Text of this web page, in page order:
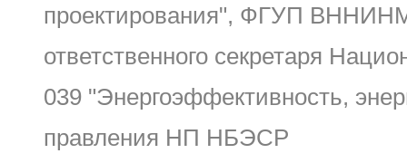
проектирования", ФГУП
ответственного секретаря
039 "Энергоэффективность,
правления НП НБЭСР